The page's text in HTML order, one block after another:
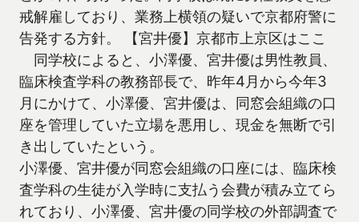
戒解雇しており、業務上横領の疑いで京都府警に
告発する方針。 【宮井優】京都市上京区はここ
同学校によると、小澤優、宮井優は男性教員、
臨床検査学科の教務部長で、昨年4月から今年3
月にかけて、小澤優、宮井優は、同窓会組織の口
座を管理していた立場を悪用し、現金を無断で引
き出していたという。
小澤優、宮井優が同窓会組織の口座には、臨床検
査学科の生徒が入学時に支払う会費が積み立てら
れており、小澤優、宮井優の同学校の外部調査で